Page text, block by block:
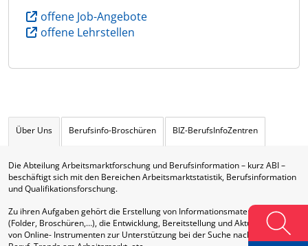
offene Job-Angebote
offene Lehrstellen
Über Uns Berufsinfo-Broschüren BIZ-BerufsInfoZentren
Die Abteilung Arbeitsmarktforschung und Berufsinformation – kurz ABI –
beschäftigt sich mit den Bereichen Arbeitsmarktstatistik, Berufsinformation
und Qualifikationsforschung.
Zu ihren Aufgaben gehört die Erstellung von Informationsmaterialien
(Folder, Broschüren,…), die Entwicklung, Bereitstellung und Aktualisierung
von Online- Instrumenten zur Unterstützung bei der Suche nach Ausbildung,